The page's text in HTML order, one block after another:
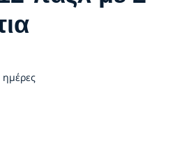
ημέρες